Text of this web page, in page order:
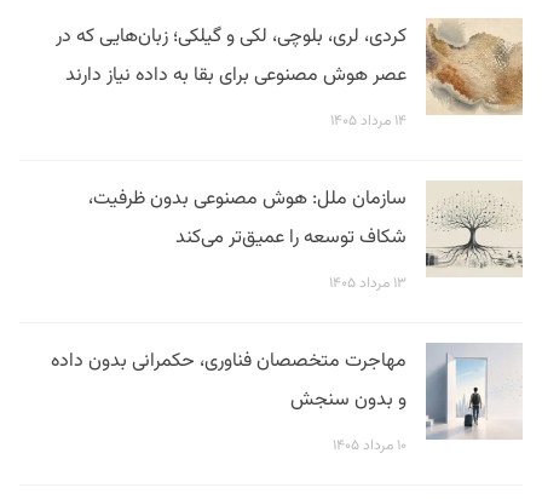
کردی، لری، بلوچی، لکی و گیلکی؛ زبان‌هایی که در
عصر هوش مصنوعی برای بقا به داده نیاز دارند
۱۴ مرداد ۱۴۰۵
سازمان ملل: هوش مصنوعی بدون ظرفیت،
شکاف توسعه را عمیق‌تر می‌کند
۱۳ مرداد ۱۴۰۵
مهاجرت متخصصان فناوری، حکمرانی بدون داده
و بدون سنجش
۱۰ مرداد ۱۴۰۵